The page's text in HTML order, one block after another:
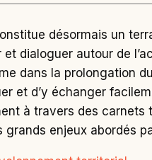
désormais un
et dialoguer autour de
dans la prolongation
et d’y échanger
à travers des carnets
grands enjeux abordés